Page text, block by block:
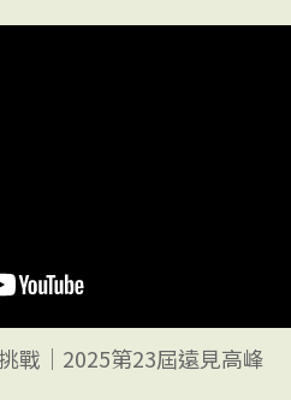
戰｜2025第23屆遠見高峰